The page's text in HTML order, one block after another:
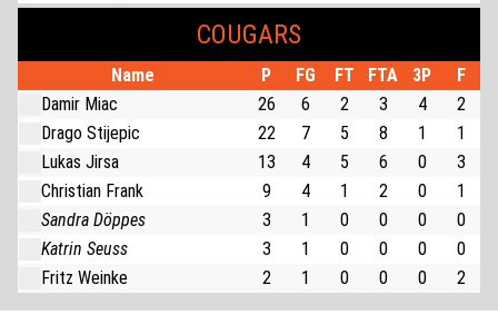
COUGARS
Name P FG FT FTA 3P
F
Damir Miac
26 6 2 3 4
2
Drago Stijepic
22 7 5 8 1
1
Lukas Jirsa
13 4 5 6 0
3
Christian Frank
9 4 1 2 0
1
Sandra Döppes
3 1 0 0 0
0
Katrin Seuss
3 1 0 0 0
0
Fritz Weinke
2 1 0 0 0 2